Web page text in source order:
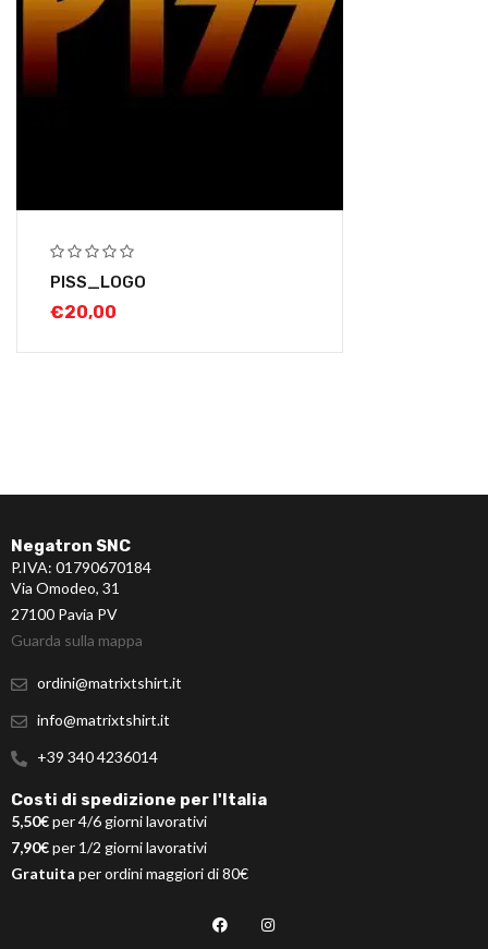
PISS_LOGO
€20,00
Negatron SNC
P.IVA: 01790670184
Via Omodeo, 31
27100 Pavia PV
Guarda sulla mappa
ordini@matrixtshirt.it
info@matrixtshirt.it
+39 340 4236014
Costi di spedizione per l'Italia
5,50€per 4/6 giorni lavorativi
7,90€per 1/2 giorni lavorativi
Gratuita per ordini maggiori di 80€